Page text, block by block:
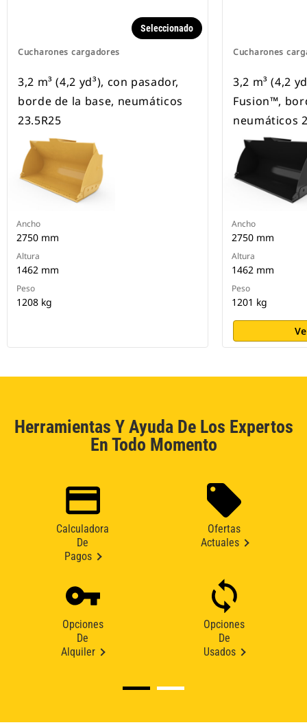
Cucharones cargadores
Seleccionado
3,2 m³ (4,2 yd³), con pasador,
borde de la base, neumáticos
23.5R25
Ancho
2750 mm
Altura
1462 mm
Peso
1208 kg
Cucharones
3,2 m³ (4,2
Fusion™,
neumáticos
Ancho
2750 mm
Altura
1462 mm
Peso
1201 kg
Herramientas Y Ayuda De Los Expertos
En Todo Momento
Calculadora
De
Pagos
Ofertas
Actuales
Opciones
De
Alquiler
Opciones
De
Usados